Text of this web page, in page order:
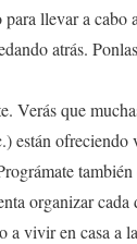
llevar a cabo
atrás.
Verás que
están ofreciendo
también
organizar cada
a vivir en casa a